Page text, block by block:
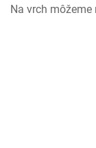
Na vrch